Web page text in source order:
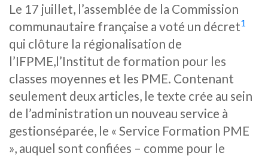
Le 17 juillet, l’assemblée de la Commission
communautaire française a voté un décret1
qui clôture la régionalisation de
l’IFPME,l’Institut de formation pour les
classes moyennes et les PME. Contenant
seulement deux articles, le texte crée au sein
de l’administration un nouveau service à
gestionséparée, le « Service Formation PME
», auquel sont confiées – comme pour le